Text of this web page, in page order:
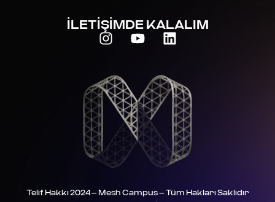
İLETİŞİMDE KALALIM
Telif Hakkı 2024 – Mesh Campus – Tüm Hakları Saklıdır